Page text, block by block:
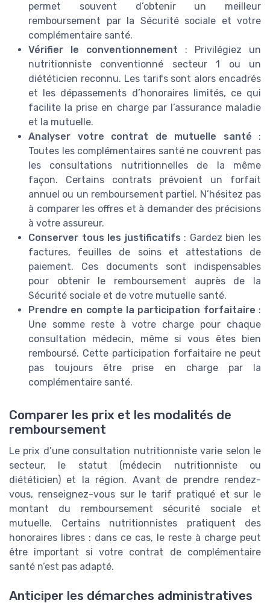
permet souvent d’obtenir un meilleur
remboursement par la Sécurité sociale et votre
complémentaire santé.
Vérifier le conventionnement : Privilégiez un
nutritionniste conventionné secteur 1 ou un
diététicien reconnu. Les tarifs sont alors encadrés
et les dépassements d’honoraires limités, ce qui
facilite la prise en charge par l’assurance maladie
et la mutuelle.
Analyser votre contrat de mutuelle santé :
Toutes les complémentaires santé ne couvrent pas
les consultations nutritionnelles de la même
façon. Certains contrats prévoient un forfait
annuel ou un remboursement partiel. N’hésitez pas
à comparer les offres et à demander des précisions
à votre assureur.
Conserver tous les justificatifs : Gardez bien les
factures, feuilles de soins et attestations de
paiement. Ces documents sont indispensables
pour obtenir le remboursement auprès de la
Sécurité sociale et de votre mutuelle santé.
Prendre en compte la participation forfaitaire :
Une somme reste à votre charge pour chaque
consultation médecin, même si vous êtes bien
remboursé. Cette participation forfaitaire ne peut
pas toujours être prise en charge par la
complémentaire santé.
Comparer les prix et les modalités de
remboursement
Le prix d’une consultation nutritionniste varie selon le
secteur, le statut (médecin nutritionniste ou
diététicien) et la région. Avant de prendre rendez-
vous, renseignez-vous sur le tarif pratiqué et sur le
montant du remboursement sécurité sociale et
mutuelle. Certains nutritionnistes pratiquent des
honoraires libres : dans ce cas, le reste à charge peut
être important si votre contrat de complémentaire
santé n’est pas adapté.
Anticiper les démarches administratives